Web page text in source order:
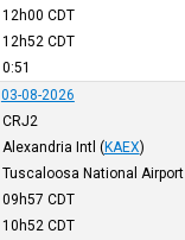
12h00 CDT
12h52 CDT
0:51
03-08-2026
CRJ2
Alexandria Intl (KAEX)
Tuscaloosa National Airport
09h57 CDT
10h52 CDT